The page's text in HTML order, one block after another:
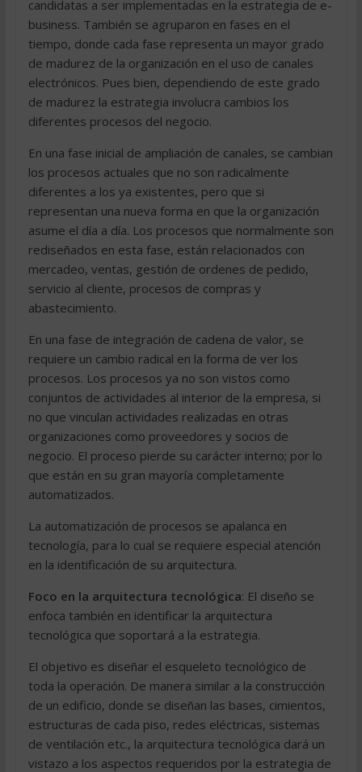
candidatas a ser implementadas en la estrategia de e-
business. También se agruparon en fases en el
tiempo, donde cada fase representa un mayor grado
de madurez de la organización en el uso de canales
electrónicos. Pues bien, dependiendo de este grado
de madurez la estrategia involucra cambios los
diferentes procesos del negocio.
En una fase inicial de ampliación de canales, se cambian
los procesos actuales que no son radicalmente
diferentes a los ya existentes, pero que si
representan una nueva forma en que la organización
asume el día a día. Los procesos que normalmente son
rediseñados en esta fase, están relacionados con
mercadeo, ventas, gestión de ordenes de pedido,
servicio al cliente, procesos de compras y
abastecimiento.
En una fase de integración de cadena de valor, se
requiere un cambio radical en la forma de ver los
procesos. Los procesos ya no son vistos como
conjuntos de actividades al interior de la empresa, si
no que vinculan actividades realizadas en otras
organizaciones como proveedores y socios de
negocio. El proceso pierde su carácter interno; por lo
que están en su gran mayoría completamente
automatizados.
La automatización de procesos se apalanca en
tecnología, para lo cual se requiere especial atención
en la identificación de su arquitectura.
Foco en la arquitectura tecnológica: El diseño se
enfoca también en identificar la arquitectura
tecnológica que soportará a la estrategia.
El objetivo es diseñar el esqueleto tecnológico de
toda la operación. De manera similar a la construcción
de un edificio, donde se diseñan las bases, cimientos,
estructuras de cada piso, redes eléctricas, sistemas
de ventilación etc., la arquitectura tecnológica dará un
vistazo a los aspectos requeridos por la estrategia de